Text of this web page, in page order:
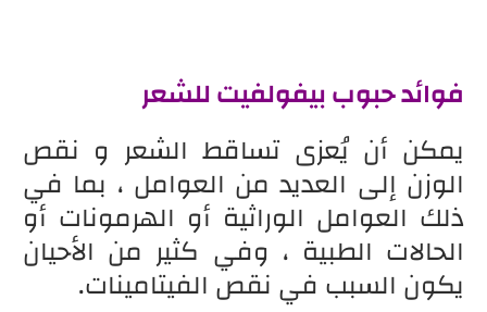
فوائد حبوب بيفولفيت للشعر
يمكن أن يُعزى تساقط الشعر و نقص
الوزن إلى العديد من العوامل ، بما في
ذلك العوامل الوراثية أو الهرمونات أو
الحالات الطبية ، وفي كثير من الأحيان
يكون السبب في نقص الفيتامينات.